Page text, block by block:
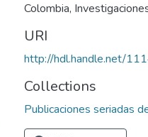
Colombia,
URI
http://hdl.handle.net/
Collections
Publicaciones seriadas